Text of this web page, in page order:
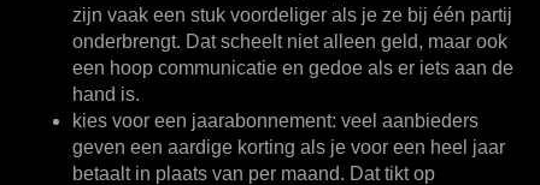
zijn vaak een stuk voordeliger als je ze bij één partij
onderbrengt. Dat scheelt niet alleen geld, maar ook
een hoop communicatie en gedoe als er iets aan de
hand is.
kies voor een jaarabonnement: veel aanbieders
geven een aardige korting als je voor een heel jaar
betaalt in plaats van per maand. Dat tikt op